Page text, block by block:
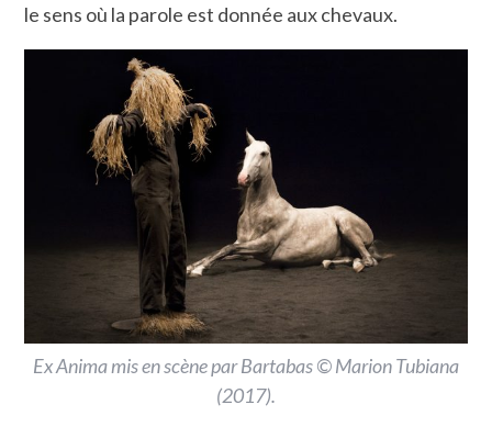
le sens où la parole est donnée aux chevaux.
Ex Anima mis en scène par Bartabas © Marion Tubiana
(2017).